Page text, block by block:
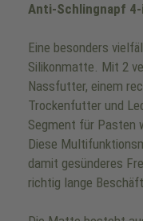
Anti-Schlingnapf 4-
Eine besonders
Silikonmatte. Mit 2
Nassfutter, einem
Trockenfutter und
Segment für Pasten
Diese
damit gesünderes
richtig lange